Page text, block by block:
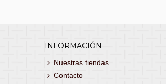
INFORMACIÓN
Nuestras tiendas
Contacto